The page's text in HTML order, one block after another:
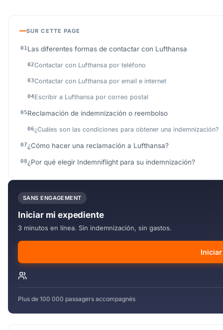
SUR CETTE PAGE
Las diferentes formas de contactar con Lufthansa
Contactar con Lufthansa por teléfono
Contactar con Lufthansa por email e internet
Escribir a Lufthansa por correo postal
Reclamación de indemnización o reembolso
¿Cuáles son las condiciones para obtener una indemnización?
¿Cómo hacer una reclamación a Lufthansa?
¿Por qué elegir Indemniflight para su indemnización?
SANS ENGAGEMENT
Iniciar mi expediente
3 minutos en línea. Sin indemnización, sin gastos.
Plus de 100 000 passagers accompagnés